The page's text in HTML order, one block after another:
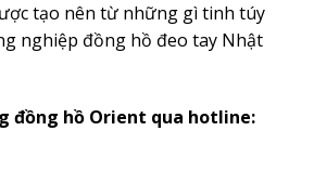
tạo nên từ những gì tinh túy
nghiệp đồng hồ đeo tay Nhật
đồng hồ Orient qua hotline: